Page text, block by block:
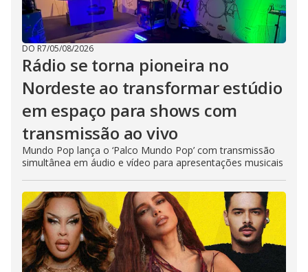
DO R7/05/08/2026
Rádio se torna pioneira no
Nordeste ao transformar estúdio
em espaço para shows com
transmissão ao vivo
Mundo Pop lança o ‘Palco Mundo Pop’ com transmissão
simultânea em áudio e vídeo para apresentações musicais